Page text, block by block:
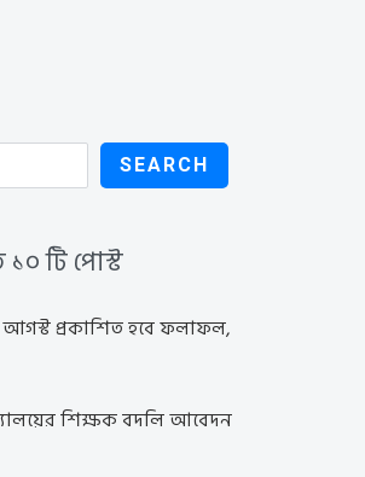
SEARCH
১০ টি পোস্ট
আগস্ট প্রকাশিত হবে ফলাফল,
শিক্ষক বদলি আবেদন